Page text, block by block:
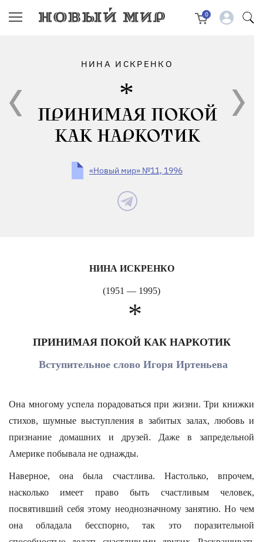
0
НИНА ИСКРЕНКО
ПРИНИМАЯ ПОКОЙ
КАК НАРКОТИК
«Новый мир» №11, 1996
НИНА ИСКРЕНКО
(1951 — 1995)
*
ПРИНИМАЯ ПОКОЙ КАК НАРКОТИК
Вступительное слово Игоря Иртеньева
Она многому успела порадоваться при жизни. Три книжки
стихов, шумные выступления в забитых залах, любовь и
признание домашних и друзей. Даже в запредельной
Америке побывала не однажды.
Наверное, она была счастлива. Настолько, впрочем,
насколько имеет право быть счастливым человек,
посвятивший себя этому неоднозначному занятию. Но чем
она обладала бесспорно, так это поразительной